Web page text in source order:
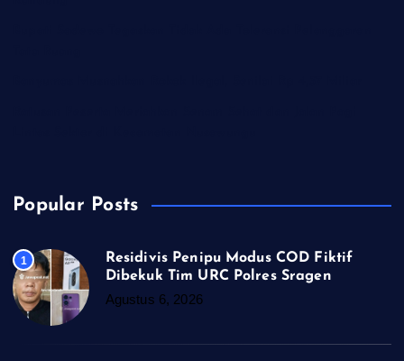
Popular Posts
1
Residivis Penipu Modus COD Fiktif
Dibekuk Tim URC Polres Sragen
Agustus 6, 2026